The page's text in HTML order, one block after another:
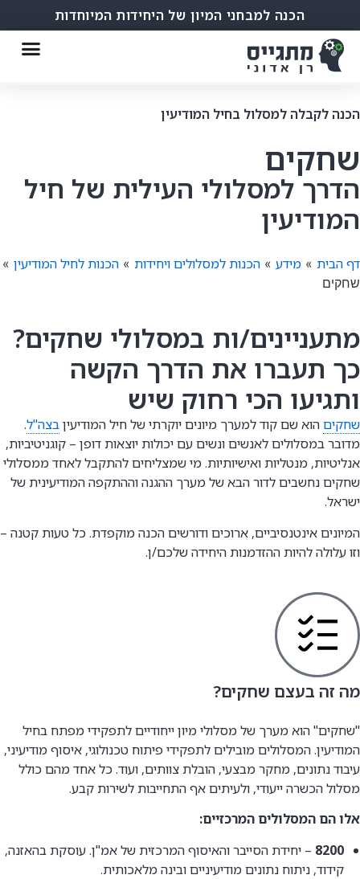
הכנה למבחני המיון של היחידות המיוחדות
הכנה לקבלה למסלול בחיל המודיעין
שחקים
הדרך למסלולי העילית של חיל
המודיעין
דף הבית » מידע » הכנות למסלולים ויחידות » הכנות לחיל המודיעין »
שחקים
מתעניינים/ות במסלולי שחקים?
כך תעברו את הדרך הקשה
ותגיעו הכי רחוק שיש
שחקיםהוא שם קוד למערך מיונים יוקרתי של חיל המודיעיןבצה"ל.
מדובר במסלולים לאנשים ונשים עם יכולות יוצאות דופן – קוגניטיביות,
אנליטיות, מנטליות ואישיותיות. מי שמצליחים להתקבל לאחד ממסלולי
שחקים נחשבים לדור הבא של מערך ההגנה וההתקפה המודיעינית של
ישראל.
המיונים אינטנסיביים, ארוכים ודורשים הכנה מוקפדת. כל טעות קטנה –
וזו עלולה להיות ההזדמנות היחידה שלכם/ן.
מה זה בעצם שחקים?
"שחקים" הוא מערך של מסלולי מיון ייחודיים לתפקידי מפתח בחיל
המודיעין. המסלולים מובילים לתפקידי פיתוח טכנולוגי, איסוף מודיעיני,
עיבוד נתונים, מחקר מבצעי, הובלת צוותים, ועוד. כל אחד מהם כולל
מסלול הכשרה ייעודי, ולעיתים אף התחייבות לשירות קבע.
אלו הם המסלולים המרכזיים:
8200 – יחידת הסייבר והאיסוף המרכזית של אמ"ן. עוסקת בהאזנה,
קידוד, ניתוח נתונים מודיעיניים ובינה מלאכותית.